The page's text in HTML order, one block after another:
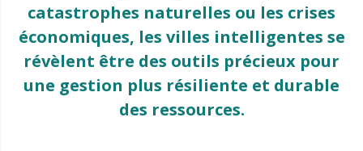
catastrophes naturelles ou les crises
économiques, les villes intelligentes se
révèlent être des outils précieux pour
une gestion plus résiliente et durable
des ressources.